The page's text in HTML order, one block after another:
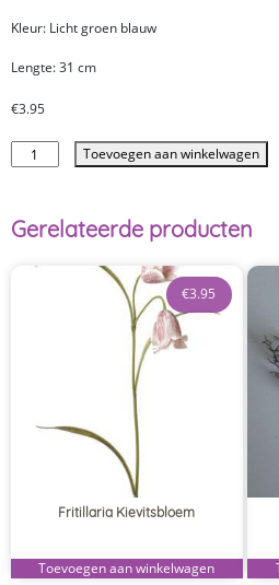
Kleur: Licht groen blauw
Lengte: 31 cm
€3.95
Toevoegen aan winkelwagen
Gerelateerde producten
Fritillaria Kievitsbloem
€3.95
Toevoegen aan winkelwagen